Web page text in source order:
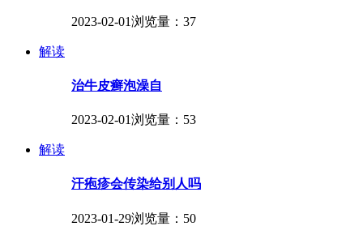
2023-02-01浏览量：37
解读
治牛皮癣泡澡自
2023-02-01浏览量：53
解读
汗疱疹会传染给别人吗
2023-01-29浏览量：50